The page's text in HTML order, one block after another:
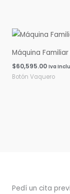
Máquina
$60,595.00 Iva
Botón Vaquero
Pedí un cita